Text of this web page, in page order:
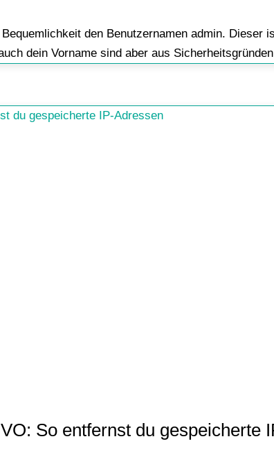
den Benutzernamen admin. Dieser
dein Vorname sind aber aus
So entfernst du gespeicherte